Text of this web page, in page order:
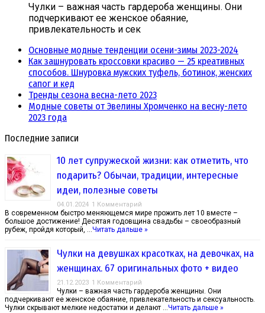
Чулки – важная часть гардероба женщины. Они
подчеркивают ее женское обаяние,
привлекательность и сек
Основные модные тенденции осени-зимы 2023-2024
Как зашнуровать кроссовки красиво — 25 креативных
способов. Шнуровка мужских туфель, ботинок, женских
сапог и кед
Тренды сезона весна-лето 2023
Модные советы от Эвелины Хромченко на весну-лето
2023 года
Последние записи
10 лет супружеской жизни: как отметить, что
подарить? Обычаи, традиции, интересные
идеи, полезные советы
04.01.2024 1 Комментарий
В современном быстро меняющемся мире прожить лет 10 вместе –
большое достижение! Десятая годовщина свадьбы – своеобразный
рубеж, пройдя который, … Читать дальше »
Чулки на девушках красотках, на девочках, на
женщинах. 67 оригинальных фото + видео
21.12.2023 1 Комментарий
Чулки – важная часть гардероба женщины. Они
подчеркивают ее женское обаяние, привлекательность и сексуальность.
Чулки скрывают мелкие недостатки и делают … Читать дальше »